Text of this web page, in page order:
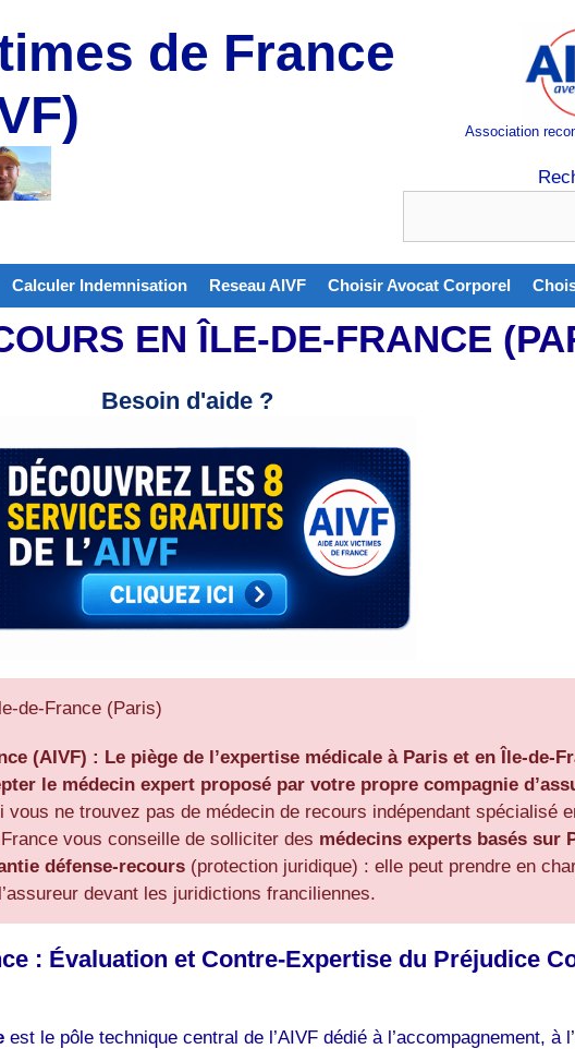
Association
de France
Calculer Indemnisation Reseau AIVF Choisir Avocat Corporel
EN ÎLE-DE-FRANCE
Besoin d'aide ?
de-France (Paris)
(AIVF) : Le piège de l’expertise médicale à Paris et en Île-de-
le médecin expert proposé par votre propre compagnie
ne trouvez pas de médecin de recours indépendant spécialisé
vous conseille de solliciter des médecins experts basés sur
défense-recours (protection juridique) : elle peut prendre en
devant les juridictions franciliennes.
: Évaluation et Contre-Expertise du Préjudice
est le pôle technique central de l’AIVF dédié à l’accompagnement, à